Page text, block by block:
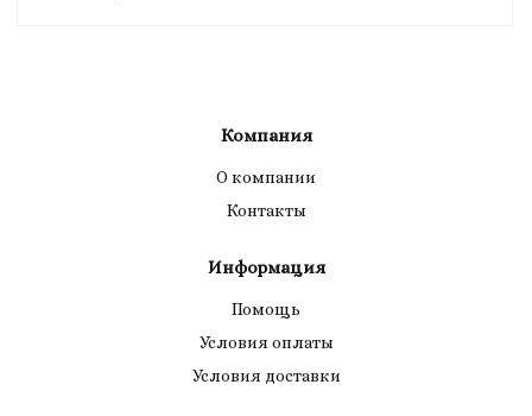
Компания
О компании
Контакты
Информация
Помощь
Условия оплаты
Условия доставки